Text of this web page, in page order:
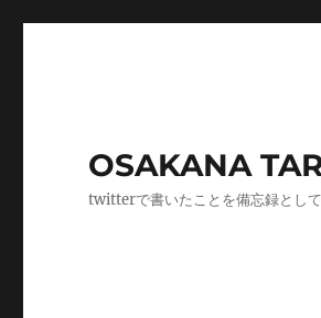
OSAKANA
twitterで書いたことを備忘録とし